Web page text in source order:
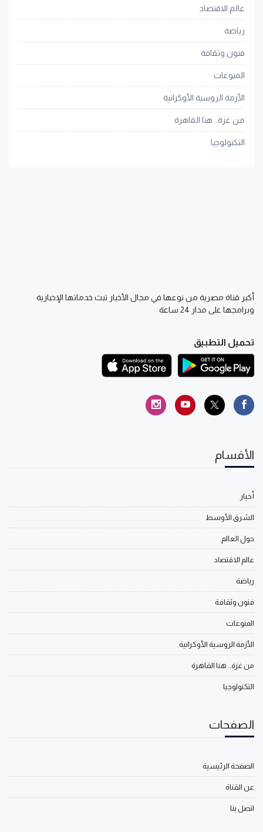
عالم الاقتصاد
رياضة
فنون وثقافة
المنوعات
الأزمة الروسية الأوكرانية
من غزة.. هنا القاهرة
التكنولوجيا
أكبر قناة مصرية من نوعها في مجال الأخبار تبث خدماتها الإخبارية
وبرامجها على مدار 24 ساعة
تحميل التطبيق
الأقسام
أخبار
الشرق الأوسط
حول العالم
عالم الاقتصاد
رياضة
فنون وثقافة
المنوعات
الأزمة الروسية الأوكرانية
من غزة.. هنا القاهرة
التكنولوجيا
الصفحات
الصفحة الرئيسية
عن القناة
اتصل بنا